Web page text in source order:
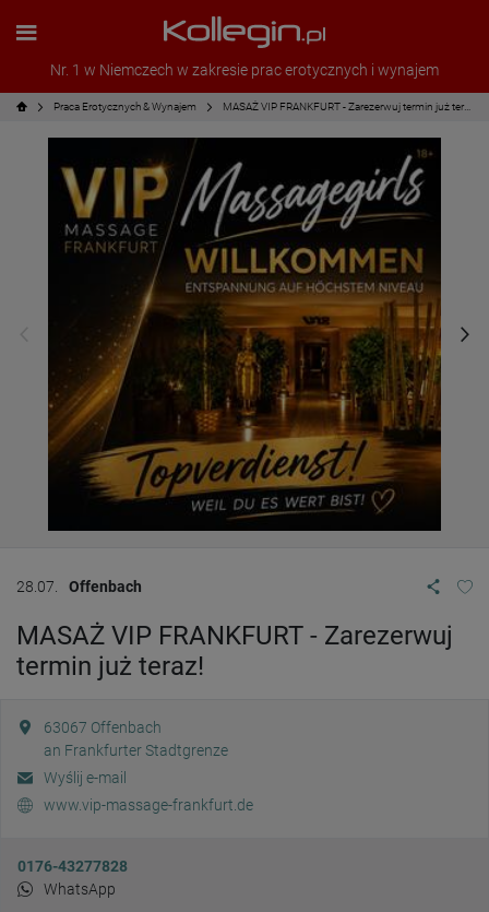
Nr. 1 w Niemczech w zakresie prac erotycznych i wynajem
Praca Erotycznych & Wynajem
28.07. Offenbach
MASAŻ VIP FRANKFURT - Zarezerwuj
termin już teraz!
63067 Offenbach
an Frankfurter Stadtgrenze
Wyślij e-mail
www.vip-massage-frankfurt.de
0176-43277828
WhatsApp